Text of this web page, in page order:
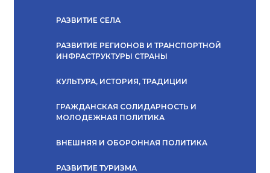
РАЗВИТИЕ СЕЛА
РАЗВИТИЕ РЕГИОНОВ И ТРАНСПОРТНОЙ
ИНФРАСТРУКТУРЫ СТРАНЫ
КУЛЬТУРА, ИСТОРИЯ, ТРАДИЦИИ
ГРАЖДАНСКАЯ СОЛИДАРНОСТЬ И
МОЛОДЕЖНАЯ ПОЛИТИКА
ВНЕШНЯЯ И ОБОРОННАЯ ПОЛИТИКА
РАЗВИТИЕ ТУРИЗМА